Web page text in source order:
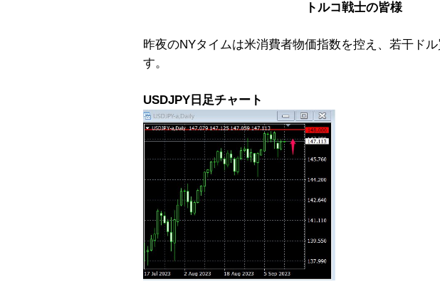
トルコ戦士の皆様
昨夜のNYタイムは米消費者物価指数を控え、若干ド
す。
USDJPY日足チャート